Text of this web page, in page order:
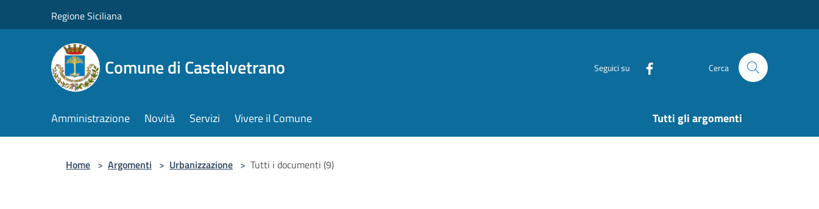
Regione Siciliana
Comune di Castelvetrano Seguici su Cerca
Amministrazione Novità Servizi Vivere il Comune Tutti gli argomenti
Home > Argomenti > Urbanizzazione > Tutti i documenti (9)